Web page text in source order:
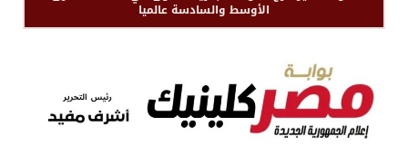
الأوسط والسادسة عالميا